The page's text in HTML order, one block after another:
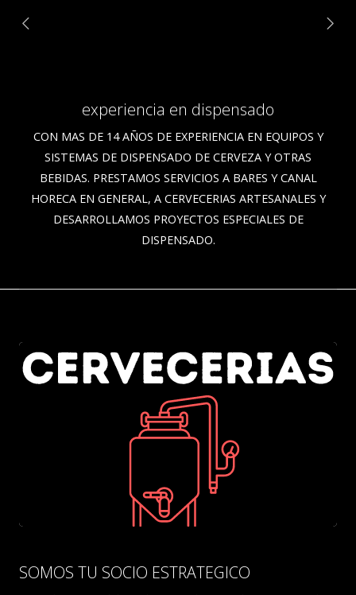
experiencia en dispensado
CON MAS DE 14 AÑOS DE EXPERIENCIA EN EQUIPOS Y
SISTEMAS DE DISPENSADO DE CERVEZA Y OTRAS
BEBIDAS. PRESTAMOS SERVICIOS A BARES Y CANAL
HORECA EN GENERAL, A CERVECERIAS ARTESANALES Y
DESARROLLAMOS PROYECTOS ESPECIALES DE
DISPENSADO.
SOMOS TU SOCIO ESTRATEGICO